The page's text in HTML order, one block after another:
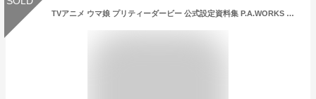
TVアニメ ウマ娘 プリティーダービー 公式設定資料集 P.A.WORKS C94 コミックマーケット94 設定資料集 公式設定集